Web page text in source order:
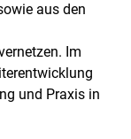
aus den
Im
und Praxis in